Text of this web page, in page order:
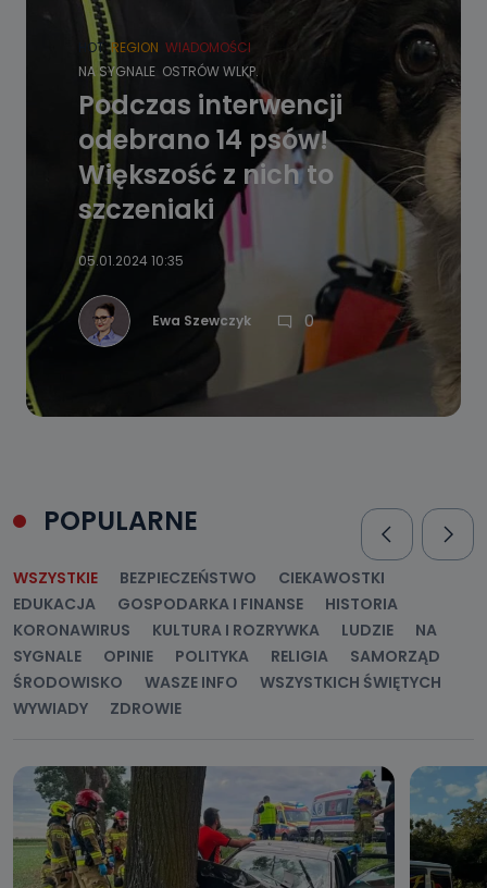
HOT REGION WIADOMOŚCI
NA SYGNALE OSTRÓW WLKP.
Podczas interwencji
odebrano 14 psów!
Większość z nich to
szczeniaki
05.01.2024 10:35
Ewa Szewczyk 0
POPULARNE
WSZYSTKIE BEZPIECZEŃSTWO
CIEKAWOSTKI
EDUKACJA
GOSPODARKA I FINANSE
HISTORIA
KORONAWIRUS
KULTURA I ROZRYWKA LUDZIE
NA
SYGNALE
OPINIE POLITYKA RELIGIA
SAMORZĄD
ŚRODOWISKO
WASZE INFO
WSZYSTKICH ŚWIĘTYCH
WYWIADY
ZDROWIE